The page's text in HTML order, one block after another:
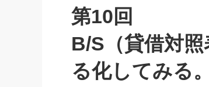
相談15：銀行がやたらと固定金
がよいのでしょうか！
FOOD &
日本レーザー「人を大切にしなが
(3)
武器としてのM&A入門(3)
社長のための“儲かる通販”戦略視
継続経営 百話百行(85)
ロングセラーの玉手
大復活＆快進撃！ユ
は(5)
最高の自分を表現す
酒井光雄 成功事例
第10回
B/S（貸借対
る化してみる。